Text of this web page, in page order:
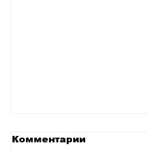
Комментарии